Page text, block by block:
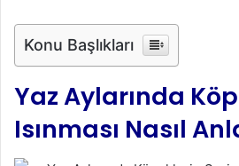
Konu Başlıkları
Yaz Aylarında
Isınması Nasıl